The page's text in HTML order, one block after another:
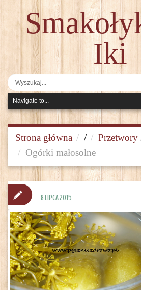
Iki
Strona główna / Przetwory
Ogórki małosolne
8 LIPCA 2015